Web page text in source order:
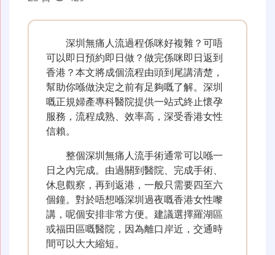
深圳無痛人流過程係咪好複雜？可唔
可以即日預約即日做？做完係咪即日返到
香港？本文將成個流程由頭到尾講清楚，
幫助你喺做決定之前有足夠嘅了解。深圳
嘅正規婦產專科醫院提供一站式終止懷孕
服務，流程成熟、效率高，深受香港女性
信賴。
整個深圳無痛人流手術通常可以喺一
日之內完成。由過關到醫院、完成手術、
休息觀察，再到返港，一般只需要四至六
個鐘。對於唔想喺深圳過夜嘅香港女性嚟
講，呢個安排非常方便。建議選擇羅湖區
或福田區嘅醫院，因為離口岸近，交通時
間可以大大縮短。